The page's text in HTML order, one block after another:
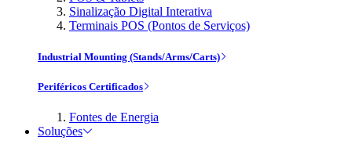
Sinalização Digital Interativa
Terminais POS (Pontos de Serviços)
Industrial Mounting (Stands/Arms/Carts)
Periféricos Certificados
Fontes de Energia
Soluções